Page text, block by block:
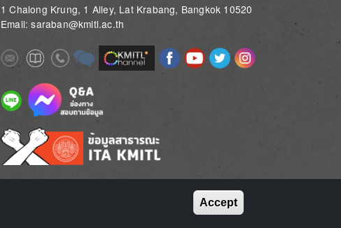
1 Chalong Krung, 1 Alley, Lat Krabang, Bangkok 10520
Email: saraban@kmitl.ac.th
ImageImageImageImage Image ImageImageImageImage
Image Image
Image
Accept